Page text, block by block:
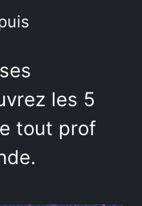
les 5
tout prof